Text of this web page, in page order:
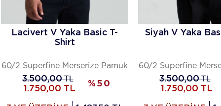
Lacivert V Yaka Basic T-
Shirt
60/2 Superfine Merserize Pamuk
3.500,00TL
1.750,00 TL
% 50
Siyah V Yaka
60/2 Superfine
3.500,00TL
1.750,00 TL